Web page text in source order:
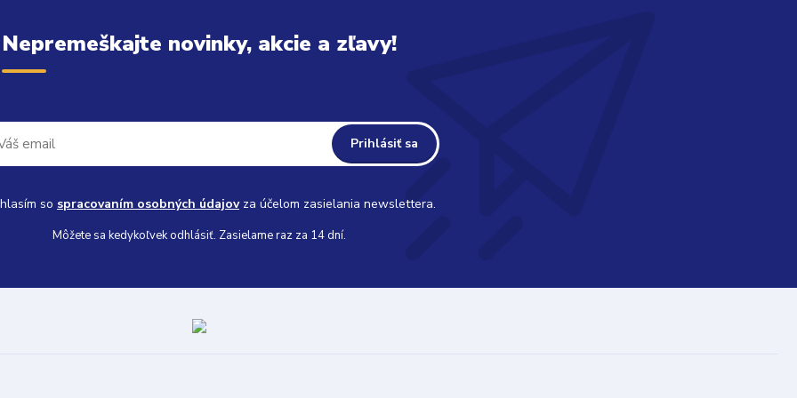
Nepremeškajte novinky, akcie a zľavy!
Prihlásiť sa
so spracovaním osobných údajovza účelom zasielania newslettera.
Môžete sa kedykoľvek odhlásiť. Zasielame raz za 14 dní.